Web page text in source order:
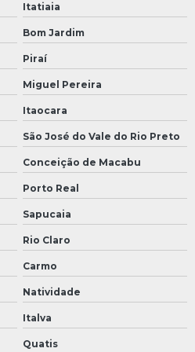
Itatiaia
Bom Jardim
Piraí
Miguel Pereira
Itaocara
São José do Vale do Rio Preto
Conceição de Macabu
Porto Real
Sapucaia
Rio Claro
Carmo
Natividade
Italva
Quatis